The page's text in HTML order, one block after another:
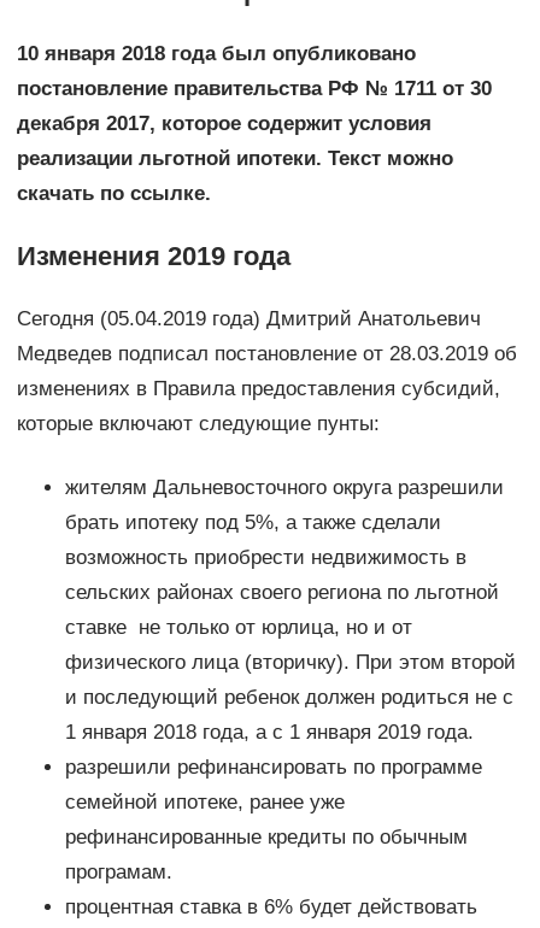
10 января 2018 года был опубликовано
постановление правительства РФ № 1711 от 30
декабря 2017, которое содержит условия
реализации льготной ипотеки. Текст можно
скачать по ссылке.
Изменения 2019 года
Сегодня (05.04.2019 года) Дмитрий Анатольевич
Медведев подписал постановление от 28.03.2019 об
изменениях в Правила предоставления субсидий,
которые включают следующие пунты:
жителям Дальневосточного округа разрешили
брать ипотеку под 5%, а также сделали
возможность приобрести недвижимость в
сельских районах своего региона по льготной
ставке не только от юрлица, но и от
физического лица (вторичку). При этом второй
и последующий ребенок должен родиться не с
1 января 2018 года, а с 1 января 2019 года.
разрешили рефинансировать по программе
семейной ипотеке, ранее уже
рефинансированные кредиты по обычным
програмам.
процентная ставка в 6% будет действовать